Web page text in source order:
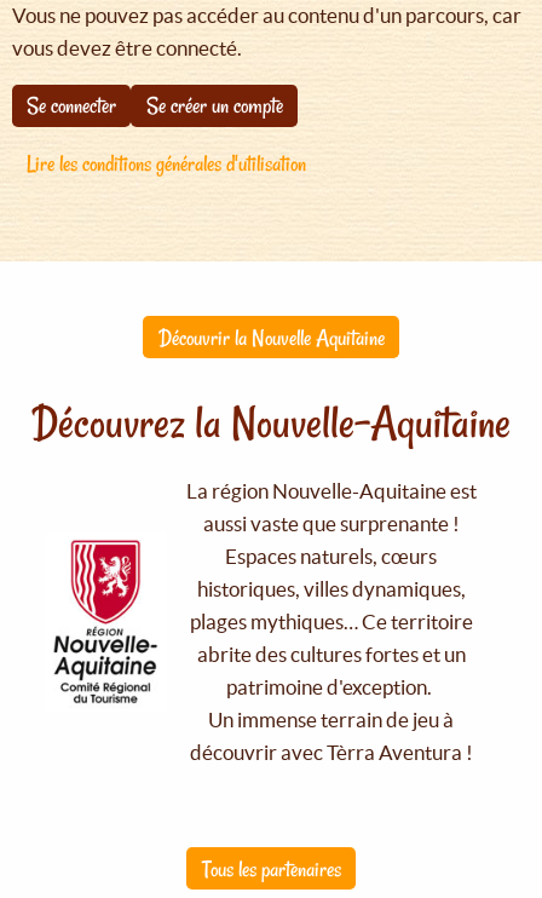
Vous ne pouvez pas accéder au contenu d'un parcours, car
vous devez être connecté.
Se connecter
Se créer un compte
Lire les conditions générales d'utilisation
Découvrir la Nouvelle Aquitaine
Découvrez la Nouvelle-Aquitaine
La région Nouvelle-Aquitaine est
aussi vaste que surprenante !
Espaces naturels, cœurs
historiques, villes dynamiques,
plages mythiques… Ce territoire
abrite des cultures fortes et un
patrimoine d'exception.
Un immense terrain de jeu à
découvrir avec Tèrra Aventura !
Tous les partenaires